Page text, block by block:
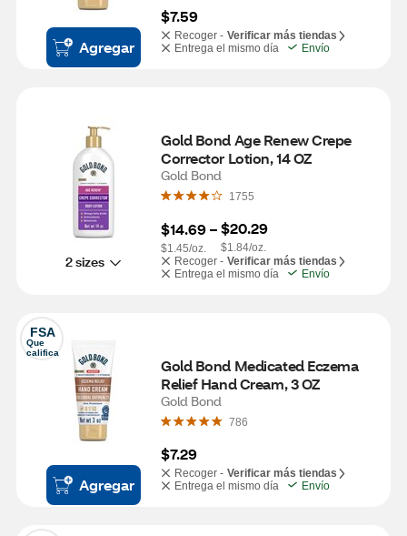
Agregar
$7.59
Recoger - Verificar más tiendas
Entrega el mismo día
Envío
2 sizes
Gold Bond Age Renew Crepe
Corrector Lotion, 14 OZ
Gold Bond
1755
$14.69 –
$1.45/oz.
$20.29
$1.84/oz.
Recoger - Verificar más tiendas
Entrega el mismo día
Envío
FSA
Que
califica
Agregar
Gold Bond Medicated Eczema
Relief Hand Cream, 3 OZ
Gold Bond
786
$7.29
Recoger - Verificar más tiendas
Entrega el mismo día
Envío